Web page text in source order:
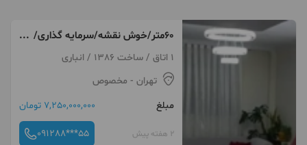
۶۰متر/خوش نقشه/سرمایه گذاری/
بازسازی شده/قابلیت وام1 اتاق / ساخت 1386 / انباری
تهران - مخصوص
مبلغ
7,250,000,000 تومان
2 هفته پیش 091288***55